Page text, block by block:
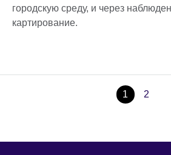
городскую среду, и через
картирование.
1 2